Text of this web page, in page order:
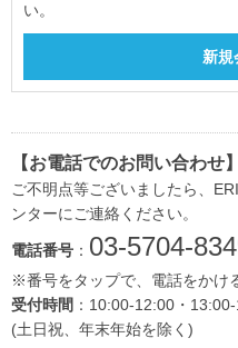
い。
【お電話でのお問い合わせ】
ご不明点等ございましたら、
ンターにご連絡ください。
電話番号 ： 03-5704-
※番号をタップで、電話をかけ
受付時間 ：10:00-12:00・
(土日祝、年末年始を除く)